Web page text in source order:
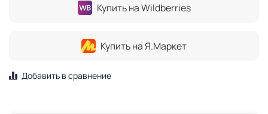
Купить на Wildberries
Купить на Я.Маркет
Добавить в сравнение